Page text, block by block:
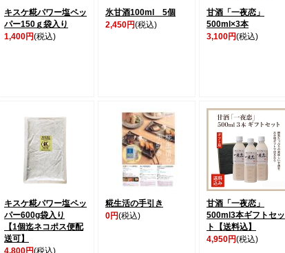
キスケ糀パワー塩ペッ
パー150ｇ袋入り
1,400円(税込)
氷甘酒100ml 5個
2,450円(税込)
甘酒「一夜恋」
500ml×3本
3,100円(税込)
キスケ糀パワー塩ペッ
パー600g袋入り
【1個迄ネコポス便配
送可】
4,800円(税込)
糀生活の手引き
0円(税込)
甘酒「一夜恋」
500ml3本ギフトセッ
ト【送料込】
4,950円(税込)